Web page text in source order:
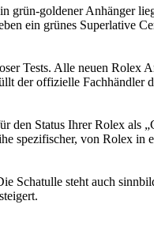
Tests. Alle neuen Rolex
der offizielle Fachhändler
den Status IhrerRolex als
spezifischer, von Rolex in
Schatulle steht auch